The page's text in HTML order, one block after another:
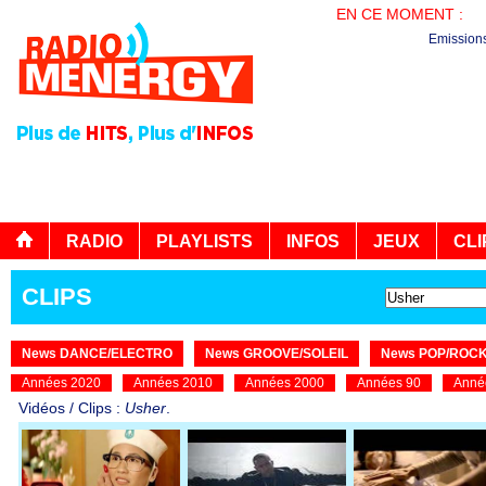
EN CE MOMENT :
RADIO PLAYLISTS INFOS JEUX
CLIPS
News DANCE/ELECTRO News GROOVE/SOLEIL
News POP/
Années 2020
Années 2010 Années 2000 Années 90
Vidéos / Clips : Usher